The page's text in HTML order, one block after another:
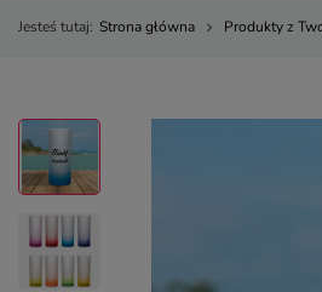
Jesteś tutaj: Strona główna Produkty z